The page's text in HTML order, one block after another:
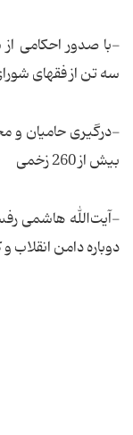
-با صدور احكامی
سه تن از فقهای
بیش از 260 زخمی
-آیت‌الله هاشمی
دوباره دامن انقلاب